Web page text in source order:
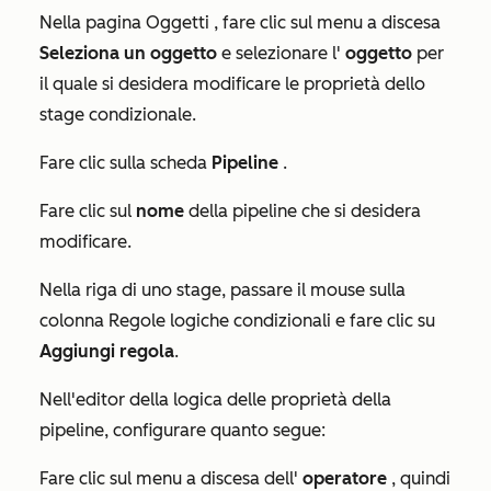
Nella pagina Oggetti , fare clic sul menu a discesa
Seleziona un oggetto e selezionare l' oggetto per
il quale si desidera modificare le proprietà dello
stage condizionale.
Fare clic sulla scheda Pipeline .
Fare clic sul nome della pipeline che si desidera
modificare.
Nella riga di uno stage, passare il mouse sulla
colonna Regole logiche condizionali e fare clic su
Aggiungi regola.
Nell'editor della logica delle proprietà della
pipeline, configurare quanto segue:
Fare clic sul menu a discesa dell' operatore , quindi